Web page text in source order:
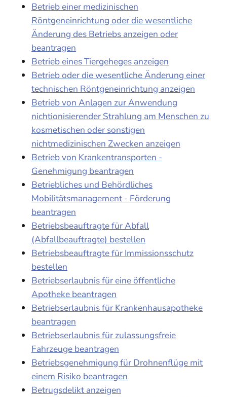
Betrieb einer medizinischen
Röntgeneinrichtung oder die wesentliche
Änderung des Betriebs anzeigen oder
beantragen
Betrieb eines Tiergeheges anzeigen
Betrieb oder die wesentliche Änderung einer
technischen Röntgeneinrichtung anzeigen
Betrieb von Anlagen zur Anwendung
nichtionisierender Strahlung am Menschen zu
kosmetischen oder sonstigen
nichtmedizinischen Zwecken anzeigen
Betrieb von Krankentransporten -
Genehmigung beantragen
Betriebliches und Behördliches
Mobilitätsmanagement - Förderung
beantragen
Betriebsbeauftragte für Abfall
(Abfallbeauftragte) bestellen
Betriebsbeauftragte für Immissionsschutz
bestellen
Betriebserlaubnis für eine öffentliche
Apotheke beantragen
Betriebserlaubnis für Krankenhausapotheke
beantragen
Betriebserlaubnis für zulassungsfreie
Fahrzeuge beantragen
Betriebsgenehmigung für Drohnenflüge mit
einem Risiko beantragen
Betrugsdelikt anzeigen